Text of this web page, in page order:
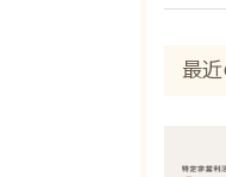
最